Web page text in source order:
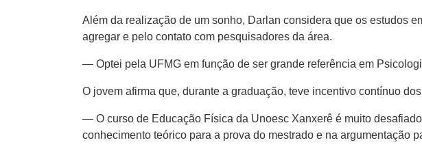
Além da realização de um sonho, Darlan considera que os estudos
agregar e pelo contato com pesquisadores da área.
— Optei pela UFMG em função de ser grande referência em
O jovem afirma que, durante a graduação, teve incentivo contínuo
— O curso de Educação Física da Unoesc Xanxerê é muito
conhecimento teórico para a prova do mestrado e na